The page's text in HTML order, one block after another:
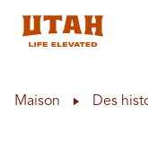
Maison Des